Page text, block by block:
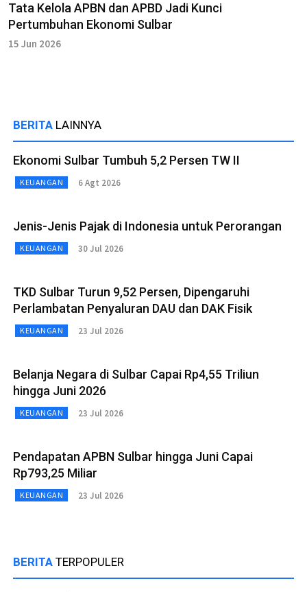
Tata Kelola APBN dan APBD Jadi Kunci
Pertumbuhan Ekonomi Sulbar
15 Jun 2026
BERITA LAINNYA
Ekonomi Sulbar Tumbuh 5,2 Persen TW II
KEUANGAN 6 Agt 2026
Jenis-Jenis Pajak di Indonesia untuk Perorangan
KEUANGAN 30 Jul 2026
TKD Sulbar Turun 9,52 Persen, Dipengaruhi
Perlambatan Penyaluran DAU dan DAK Fisik
KEUANGAN 23 Jul 2026
Belanja Negara di Sulbar Capai Rp4,55 Triliun
hingga Juni 2026
KEUANGAN 23 Jul 2026
Pendapatan APBN Sulbar hingga Juni Capai
Rp793,25 Miliar
KEUANGAN 23 Jul 2026
BERITA TERPOPULER